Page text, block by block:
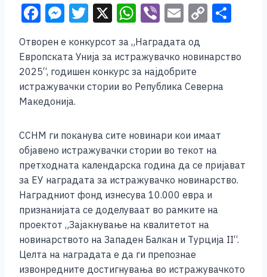
F
c
e
b
o
o
k
M
ss
e
n
g
er
T
tt
er
X W
h
at
s
A
p
Vi
er
E
ai
l
C
p
y
Li
k
ar
Отворен е конкурсот за „Наградата од
Европската Унија за истражувачко новинарство
2025“, годишен конкурс за најдобрите
истражувачки стории во Република Северна
Македонија.
ССНМ ги поканува сите новинари кои имаат
објавено истражувачки стории во текот на
претходната календарска година да се пријават
за ЕУ наградата за истражувачко новинарство.
Наградниот фонд изнесува 10.000 евра и
признанијата се доделуваат во рамките на
проектот „Зајакнување на квалитетот на
новинарството на Западен Балкан и Tурција II“.
Целта на наградата е да ги препознае
извонредните достигнувања во истражувачкото